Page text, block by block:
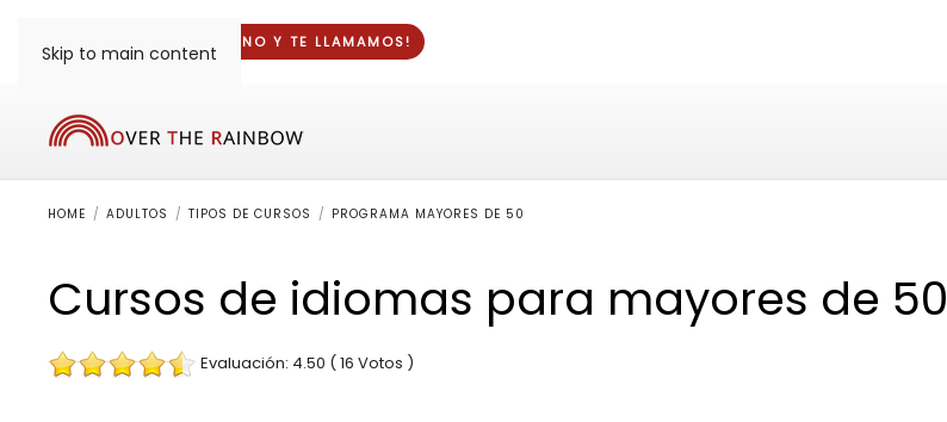
Skip to main content
¡DINOS TU TELÉFONO Y TE LLAMAMOS!
HOME ADULTOS TIPOS DE CURSOS PROGRAMA MAYORES DE 50
Cursos de idiomas para mayores de 50
Evaluación: 4.50 ( 16 Votos )